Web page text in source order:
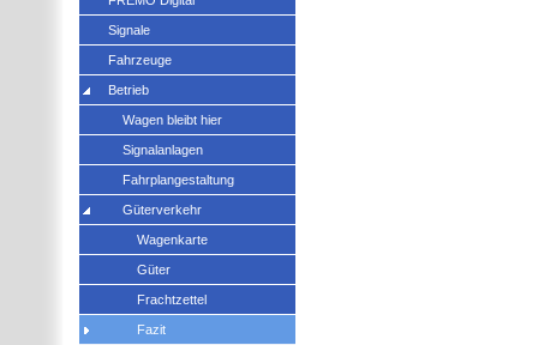
Signale
Fahrzeuge
Betrieb
Wagen bleibt hier
Signalanlagen
Fahrplangestaltung
Güterverkehr
Wagenkarte
Güter
Frachtzettel
Fazit